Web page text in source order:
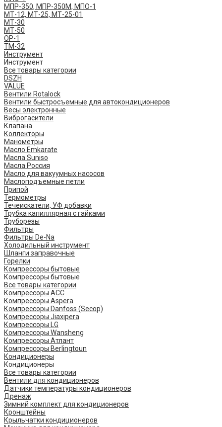
МПР-350, МПР-350М, МПО-1
МТ-12, МТ-25, МТ-25-01
МТ-30
МТ-50
ОР-1
ТМ-32
Инструмент
Инструмент
Все товары категории
DSZH
VALUE
Вентили Rotalock
Вентили быстросъемные для автокондиционеров
Весы электронные
Виброгасители
Клапана
Коллекторы
Манометры
Масло Emkarate
Масла Suniso
Масла Россия
Масло для вакуумных насосов
Маслоподъемные петли
Припой
Термометры
Течеискатели, УФ добавки
Трубка капиллярная с гайками
Труборезы
Фильтры
Фильтры De-Na
Холодильный инструмент
Шланги заправочные
Горелки
Компрессоры бытовые
Компрессоры бытовые
Все товары категории
Компрессоры ACC
Компрессоры Aspera
Компрессоры Danfoss (Secop)
Компрессоры Jiaxipera
Компрессоры LG
Компрессоры Wansheng
Компрессоры Атлант
Компрессоры Berlingtoun
Кондиционеры
Кондиционеры
Все товары категории
Вентили для кондиционеров
Датчики температуры кондиционеров
Дренаж
Зимний комплект для кондиционеров
Кронштейны
Крыльчатки кондиционеров